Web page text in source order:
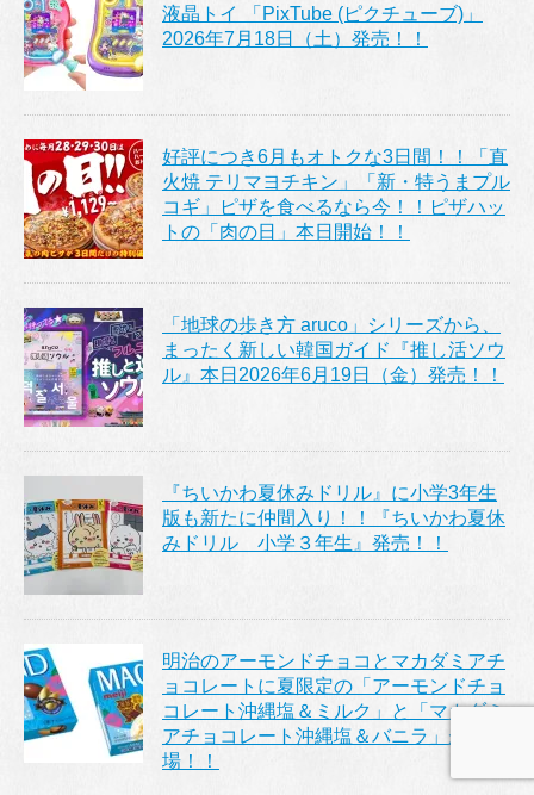
液晶トイ 「PixTube (ピクチューブ)」
2026年7月18日（土）発売！！
好評につき6月もオトクな3日間！！「直
火焼 テリマヨチキン」「新・特うまプル
コギ」ピザを食べるなら今！！ピザハッ
トの「肉の日」本日開始！！
「地球の歩き方 aruco」シリーズから、
まったく新しい韓国ガイド『推し活ソウ
ル』本日2026年6月19日（金）発売！！
『ちいかわ夏休みドリル』に小学3年生
版も新たに仲間入り！！『ちいかわ夏休
みドリル 小学３年生』発売！！
明治のアーモンドチョコとマカダミアチ
ョコレートに夏限定の「アーモンドチョ
コレート沖縄塩＆ミルク」と「マカダミ
アチョコレート沖縄塩＆バニラ」が登
場！！